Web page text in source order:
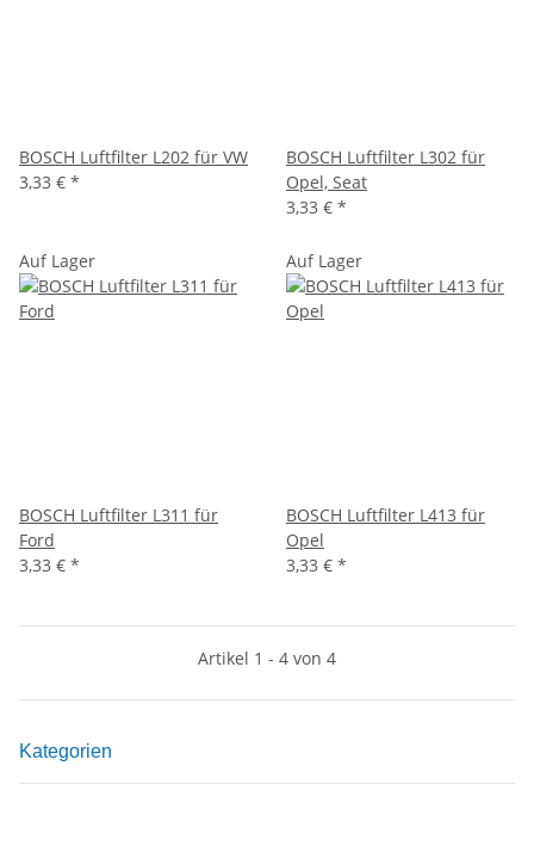
BOSCH Luftfilter L202 für VW
3,33 € *
BOSCH Luftfilter L302 für
Opel, Seat
3,33 € *
Auf Lager
BOSCH Luftfilter L311 für
Ford
3,33 € *
Auf Lager
BOSCH Luftfilter L413 für
Opel
3,33 € *
Artikel 1 - 4 von 4
Kategorien